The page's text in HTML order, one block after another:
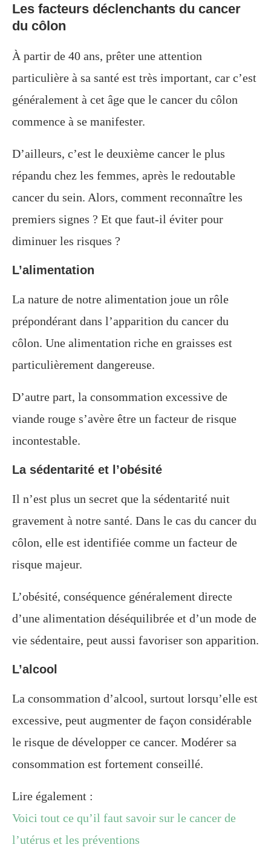
Les facteurs déclenchants du cancer
du côlon
À partir de 40 ans, prêter une attention
particulière à sa santé est très important, car c’est
généralement à cet âge que le cancer du côlon
commence à se manifester.
D’ailleurs, c’est le deuxième cancer le plus
répandu chez les femmes, après le redoutable
cancer du sein. Alors, comment reconnaître les
premiers signes ? Et que faut-il éviter pour
diminuer les risques ?
L’alimentation
La nature de notre alimentation joue un rôle
prépondérant dans l’apparition du cancer du
côlon. Une alimentation riche en graisses est
particulièrement dangereuse.
D’autre part, la consommation excessive de
viande rouge s’avère être un facteur de risque
incontestable.
La sédentarité et l’obésité
Il n’est plus un secret que la sédentarité nuit
gravement à notre santé. Dans le cas du cancer du
côlon, elle est identifiée comme un facteur de
risque majeur.
L’obésité, conséquence généralement directe
d’une alimentation déséquilibrée et d’un mode de
vie sédentaire, peut aussi favoriser son apparition.
L’alcool
La consommation d’alcool, surtout lorsqu’elle est
excessive, peut augmenter de façon considérable
le risque de développer ce cancer. Modérer sa
consommation est fortement conseillé.
Lire également :
Voici tout ce qu’il faut savoir sur le cancer de
l’utérus et les préventions